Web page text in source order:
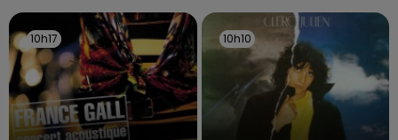
10h17
10h17 10h10
10h10